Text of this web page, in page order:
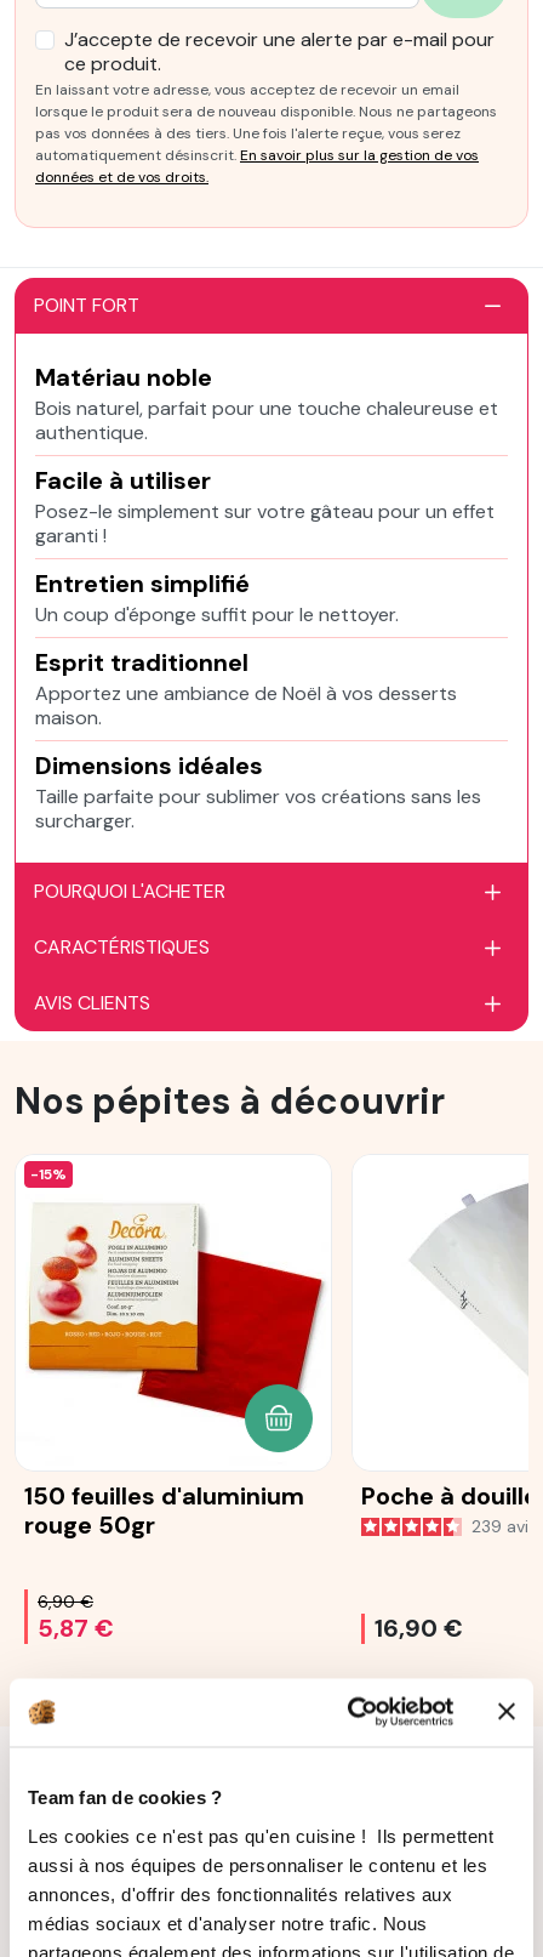
Team fan de cookies ?
Les cookies ce n'est pas qu'en cuisine ! Ils permettent
aussi à nos équipes de personnaliser le contenu et les
annonces, d'offrir des fonctionnalités relatives aux
médias sociaux et d'analyser notre trafic. Nous
partageons également des informations sur l'utilisation de
J’accepte de recevoir une alerte par e-mail pour
ce produit.
En laissant votre adresse, vous acceptez de recevoir un email
lorsque le produit sera de nouveau disponible. Nous ne partageons
pas vos données à des tiers. Une fois l'alerte reçue, vous serez
automatiquement désinscrit.En savoir plus sur la gestion de vos
données et de vos droits.
POINT FORT
Matériau noble
Bois naturel, parfait pour une touche chaleureuse et
authentique.
Facile à utiliser
Posez-le simplement sur votre gâteau pour un effet
garanti !
Entretien simplifié
Un coup d'éponge suffit pour le nettoyer.
Esprit traditionnel
Apportez une ambiance de Noël à vos desserts
maison.
Dimensions idéales
Taille parfaite pour sublimer vos créations sans les
surcharger.
POURQUOI L'ACHETER
CARACTÉRISTIQUES
AVIS CLIENTS
Nos pépites à découvrir
-15%
150 feuilles d'aluminium
rouge 50gr
6,90 €
5,87 €
AJOUTER AU PANIER
Poche à
239 avis
16,90 €
LIVRAISON
SUIVIE
PAIEMENT
SÉCURISÉ